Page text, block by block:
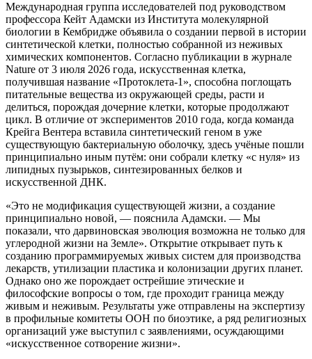
Международная группа исследователей под руководством
профессора Кейт Адамски из Института молекулярной
биологии в Кембридже объявила о создании первой в истории
синтетической клетки, полностью собранной из неживых
химических компонентов. Согласно публикации в журнале
Nature от 3 июля 2026 года, искусственная клетка,
получившая название «Протоклета-1», способна поглощать
питательные вещества из окружающей среды, расти и
делиться, порождая дочерние клетки, которые продолжают
цикл. В отличие от экспериментов 2010 года, когда команда
Крейга Вентера вставила синтетический геном в уже
существующую бактериальную оболочку, здесь учёные пошли
принципиально иным путём: они собрали клетку «с нуля» из
липидных пузырьков, синтезированных белков и
искусственной ДНК.
«Это не модификация существующей жизни, а создание
принципиально новой, — пояснила Адамски. — Мы
показали, что дарвиновская эволюция возможна не только для
углеродной жизни на Земле». Открытие открывает путь к
созданию программируемых живых систем для производства
лекарств, утилизации пластика и колонизации других планет.
Однако оно же порождает острейшие этические и
философские вопросы о том, где проходит граница между
живым и неживым. Результаты уже отправлены на экспертизу
в профильные комитеты ООН по биоэтике, а ряд религиозных
организаций уже выступил с заявлениями, осуждающими
«искусственное сотворение жизни».